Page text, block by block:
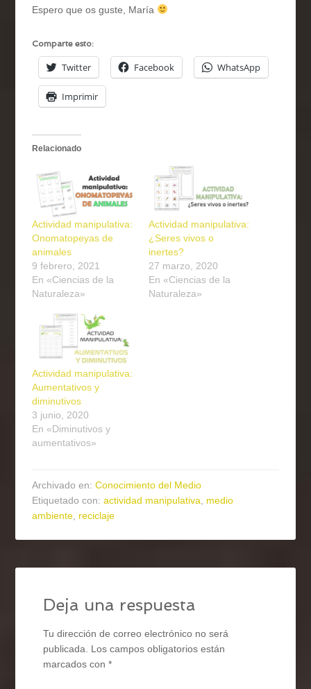
Espero que os guste, María
Comparte esto:
Twitter Facebook WhatsApp
Imprimir
Relacionado
Actividad manipulativa:
Onomatopeyas de
animales
9 febrero, 2021
En «Ciencias de la
Naturaleza»
Actividad manipulativa:
¿Seres vivos o
inertes?
27 marzo, 2020
En «Ciencias de la
Naturaleza»
Actividad manipulativa:
Aumentativos y
diminutivos
3 junio, 2020
En «Diminutivos y
aumentativos»
Archivado en:Conocimiento del Medio
Etiquetado con:actividad manipulativa
medio
ambiente reciclaje
Deja una respuesta
Tu dirección de correo electrónico no será
publicada.
Los campos obligatorios están
marcados con*